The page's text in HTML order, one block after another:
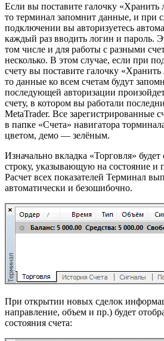
Если вы поставите галочку
то терминал запомнит данные, и при
подключении вы авторизуетесь
каждый раз вводить логин и пароль.
том числе и для работы с разными
несколько. В этом случае, если при
счету вы поставите галочку
то данные ко всем счетам будут
последующей авторизации
счету, в котором вы работали
MetaTrader. Все зарегистрированные
в папке «Счета» навигатора
цветом, демо — зелёным.
Изначально вкладка «Торговля»
строку, указывающую на состояние и
Расчет всех показателей Терминал
автоматически и безошибочно.
При открытии новых сделок
направление, объем и пр.) будет
состояния счета: